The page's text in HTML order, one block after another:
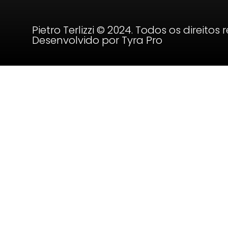
Pietro Terlizzi © 2024. Todos os direitos
Desenvolvido por Tyra Pro